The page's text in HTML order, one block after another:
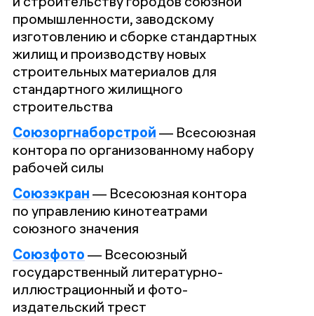
промышленности, заводскому
изготовлению и сборке стандартных
жилищ и производству новых
строительных материалов для
стандартного жилищного
строительства
Союзоргнаборстрой — Всесоюзная
контора по организованному набору
рабочей силы
Союзэкран — Всесоюзная контора
по управлению кинотеатрами
союзного значения
Союзфото — Всесоюзный
государственный литературно-
иллюстрационный и фото-
издательский трест